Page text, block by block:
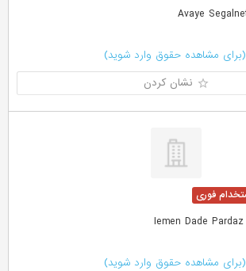
(برای مشاهده حقوق وارد شوید)
نشان کردن
(برای مشاهده حقوق وارد شوید)